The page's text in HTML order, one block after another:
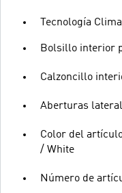
Tecnología
Bolsillo interior
Calzoncillo
Aberturas
Color del
/ White
Número de